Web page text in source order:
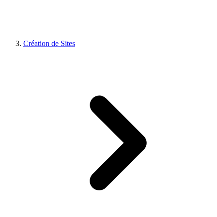
Création de Sites